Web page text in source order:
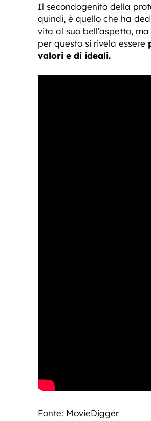
Il secondogenito della
quindi, è quello che ha
vita al suo bell’aspetto,
per questo si rivela essere
valori e di ideali.
Fonte: MovieDigger